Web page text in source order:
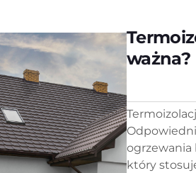
ważna?
ogrzewania
który